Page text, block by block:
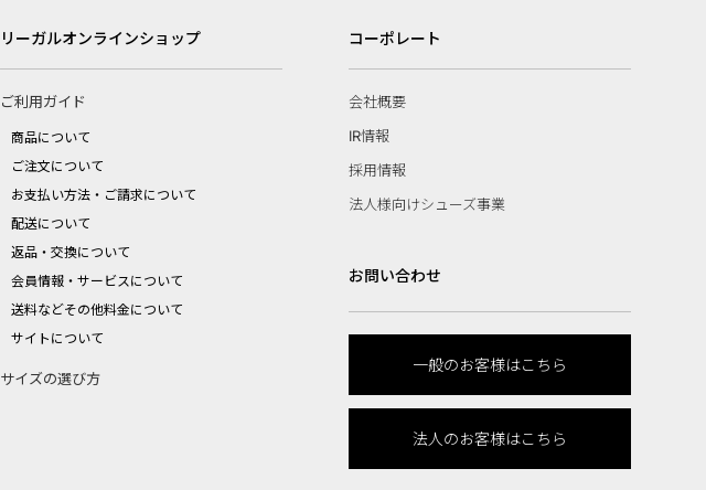
リーガルオンラインショップ
ご利用ガイド
商品について
ご注文について
お支払い方法・ご請求について
配送について
返品・交換について
会員情報・サービスについて
送料などその他料金について
サイトについて
サイズの選び方
コーポレート
会社概要
IR情報
採用情報
法人様向けシューズ事業
お問い合わせ
一般のお客様はこちら
法人のお客様はこちら